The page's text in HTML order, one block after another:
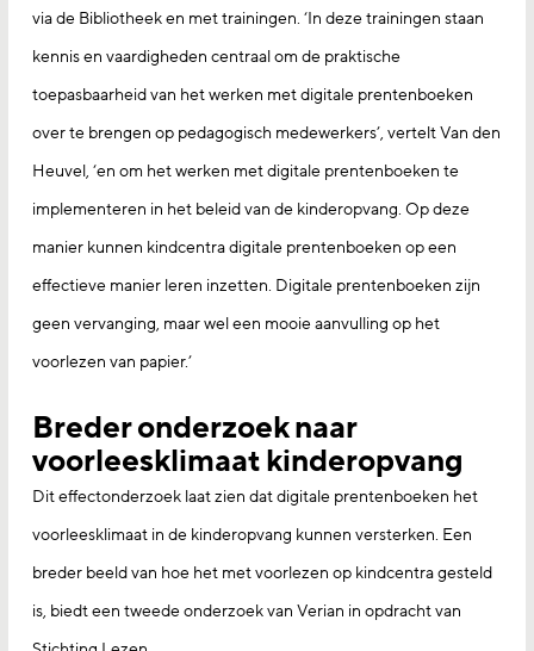
via de Bibliotheek en met trainingen. ‘In deze trainingen staan
kennis en vaardigheden centraal om de praktische
toepasbaarheid van het werken met digitale prentenboeken
over te brengen op pedagogisch medewerkers’, vertelt Van den
Heuvel, ‘en om het werken met digitale prentenboeken te
implementeren in het beleid van de kinderopvang. Op deze
manier kunnen kindcentra digitale prentenboeken op een
effectieve manier leren inzetten. Digitale prentenboeken zijn
geen vervanging, maar wel een mooie aanvulling op het
voorlezen van papier.’
Breder onderzoek naar
voorleesklimaat kinderopvang
Dit effectonderzoek laat zien dat digitale prentenboeken het
voorleesklimaat in de kinderopvang kunnen versterken. Een
breder beeld van hoe het met voorlezen op kindcentra gesteld
is, biedt een tweede onderzoek van Verian in opdracht van